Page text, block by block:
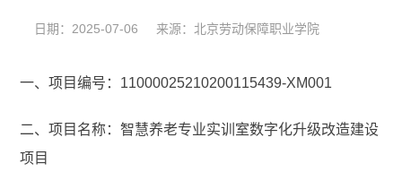
日期：2025-07-06 来源：北京劳动保障职业学院
一、项目编号：11000025210200115439-XM001
二、项目名称：智慧养老专业实训室数字化升级改造建设
项目